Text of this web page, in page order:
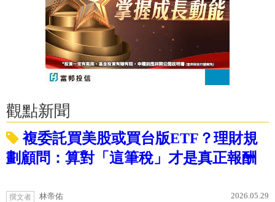
觀點新聞
複委託買美股或買台版ETF？理財規
劃顧問：算對「這筆稅」才是真正報酬
撰文者 林帝佑 2026.05.29